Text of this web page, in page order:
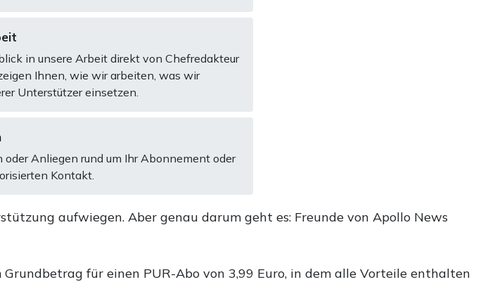
in unsere Arbeit direkt von Chefredakteur
Ihnen, wie wir arbeiten, was wir
Unterstützer einsetzen.
Anliegen rund um Ihr Abonnement oder
Kontakt.
aufwiegen. Aber genau darum geht es: Freunde von Apollo News
für einen PUR-Abo von 3,99 Euro, in dem alle Vorteile enthalten